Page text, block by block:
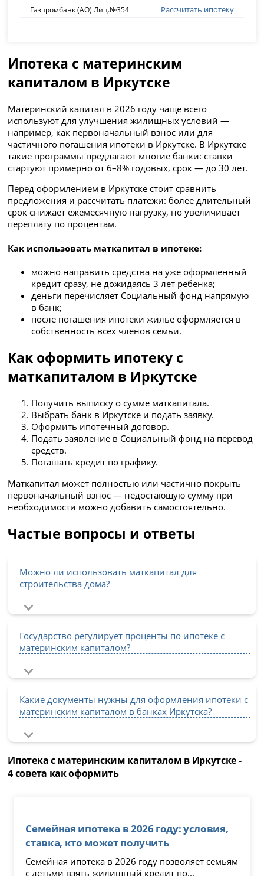
Газпромбанк (АО) Лиц.№354 Рассчитать ипотеку
Ипотека с материнским
капиталом в Иркутске
Материнский капитал в 2026 году чаще всего
используют для улучшения жилищных условий —
например, как первоначальный взнос или для
частичного погашения ипотеки в Иркутске. В Иркутске
такие программы предлагают многие банки: ставки
стартуют примерно от 6–8% годовых, срок — до 30 лет.
Перед оформлением в Иркутске стоит сравнить
предложения и рассчитать платежи: более длительный
срок снижает ежемесячную нагрузку, но увеличивает
переплату по процентам.
Как использовать маткапитал в ипотеке:
можно направить средства на уже оформленный
кредит сразу, не дожидаясь 3 лет ребенка;
деньги перечисляет Социальный фонд напрямую
в банк;
после погашения ипотеки жилье оформляется в
собственность всех членов семьи.
Как оформить ипотеку с
маткапиталом в Иркутске
Получить выписку о сумме маткапитала.
Выбрать банк в Иркутске и подать заявку.
Оформить ипотечный договор.
Подать заявление в Социальный фонд на перевод
средств.
Погашать кредит по графику.
Маткапитал может полностью или частично покрыть
первоначальный взнос — недостающую сумму при
необходимости можно добавить самостоятельно.
Частые вопросы и ответы
Можно ли использовать маткапитал для
строительства дома?
Государство регулирует проценты по ипотеке с
материнским капиталом?
Какие документы нужны для оформления ипотеки с
материнским капиталом в банках Иркутска?
Ипотека с материнским капиталом в Иркутске -
4 совета как оформить
Семейная ипотека в 2026 году: условия,
ставка, кто может получить
Семейная ипотека в 2026 году позволяет семьям
с детьми взять жилищный кредит по...